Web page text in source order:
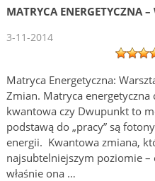
MATRYCA ENERGETYCZNA –
3-11-2014
Matryca Energetyczna:
Zmian. Matryca energetyczna
kwantowa czy Dwupunkt to
podstawą do „pracy” są
energii. Kwantowa zmiana,
najsubtelniejszym poziomie –
właśnie ona …